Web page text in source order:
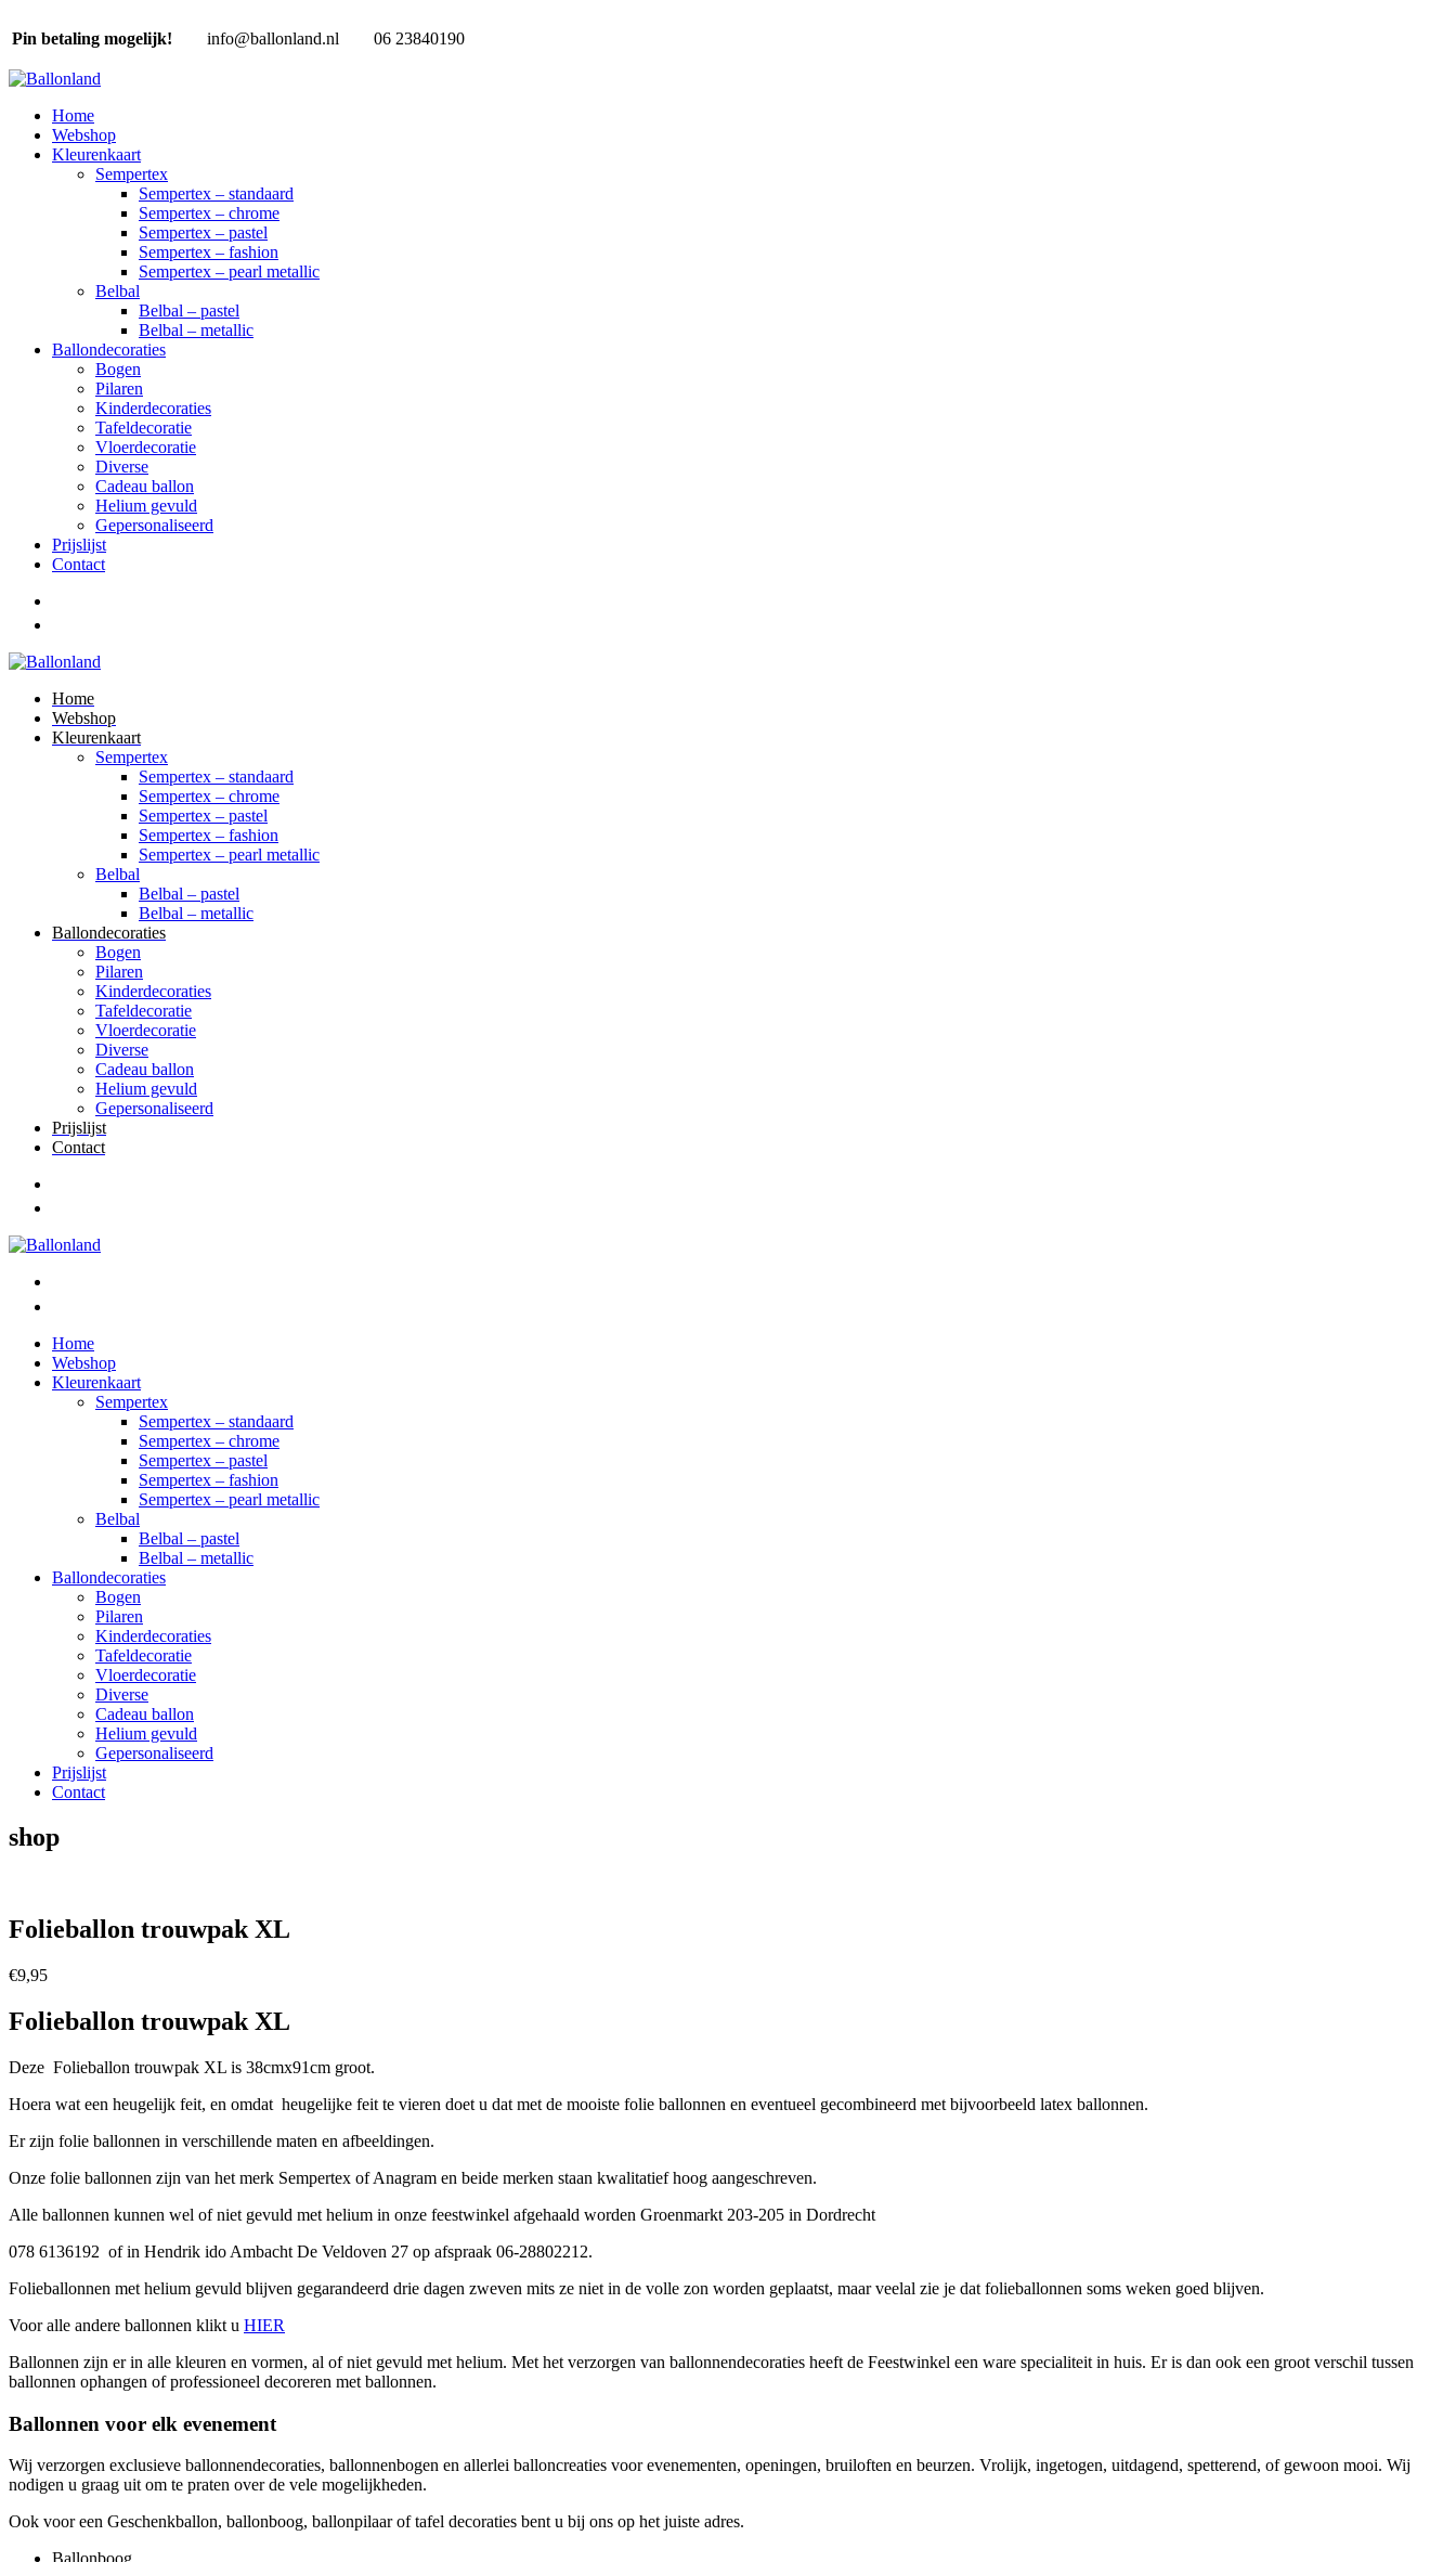
Pin betaling mogelijk! info@ballonland.nl 06 23840190
Home
Webshop
Kleurenkaart
Sempertex
Sempertex – standaard
Sempertex – chrome
Sempertex – pastel
Sempertex – fashion
Sempertex – pearl metallic
Belbal
Belbal – pastel
Belbal – metallic
Ballondecoraties
Bogen
Pilaren
Kinderdecoraties
Tafeldecoratie
Vloerdecoratie
Diverse
Cadeau ballon
Helium gevuld
Gepersonaliseerd
Prijslijst
Contact
Home
Webshop
Kleurenkaart
Sempertex
Sempertex – standaard
Sempertex – chrome
Sempertex – pastel
Sempertex – fashion
Sempertex – pearl metallic
Belbal
Belbal – pastel
Belbal – metallic
Ballondecoraties
Bogen
Pilaren
Kinderdecoraties
Tafeldecoratie
Vloerdecoratie
Diverse
Cadeau ballon
Helium gevuld
Gepersonaliseerd
Prijslijst
Contact
Home
Webshop
Kleurenkaart
Sempertex
Sempertex – standaard
Sempertex – chrome
Sempertex – pastel
Sempertex – fashion
Sempertex – pearl metallic
Belbal
Belbal – pastel
Belbal – metallic
Ballondecoraties
Bogen
Pilaren
Kinderdecoraties
Tafeldecoratie
Vloerdecoratie
Diverse
Cadeau ballon
Helium gevuld
Gepersonaliseerd
Prijslijst
Contact
shop
Folieballon trouwpak XL
€9,95
Folieballon trouwpak XL
Deze Folieballon trouwpak XL is 38cmx91cm groot.
Hoera wat een heugelijk feit, en omdat heugelijke feit te vieren doet u dat met de mooiste folie ballonnen en eventueel gecombineerd met bijvoorbeeld latex ballonnen.
Er zijn folie ballonnen in verschillende maten en afbeeldingen.
Onze folie ballonnen zijn van het merk Sempertex of Anagram en beide merken staan kwalitatief hoog aangeschreven.
Alle ballonnen kunnen wel of niet gevuld met helium in onze feestwinkel afgehaald worden Groenmarkt 203-205 in Dordrecht
078 6136192 of in Hendrik ido Ambacht De Veldoven 27 op afspraak 06-28802212.
Folieballonnen met helium gevuld blijven gegarandeerd drie dagen zweven mits ze niet in de volle zon worden geplaatst, maar veelal zie je dat folieballonnen soms weken goed blijven.
Voor alle andere ballonnen klikt u HIER
Ballonnen zijn er in alle kleuren en vormen, al of niet gevuld met helium. Met het verzorgen van ballonnendecoraties heeft de Feestwinkel een ware specialiteit in huis. Er is dan ook een groot verschil tussen
ballonnen ophangen of professioneel decoreren met ballonnen.
Ballonnen voor elk evenement
Wij verzorgen exclusieve ballonnendecoraties, ballonnenbogen en allerlei balloncreaties voor evenementen, openingen, bruiloften en beurzen. Vrolijk, ingetogen, uitdagend, spetterend, of gewoon mooi. Wij
nodigen u graag uit om te praten over de vele mogelijkheden.
Ook voor een Geschenkballon, ballonboog, ballonpilaar of tafel decoraties bent u bij ons op het juiste adres.